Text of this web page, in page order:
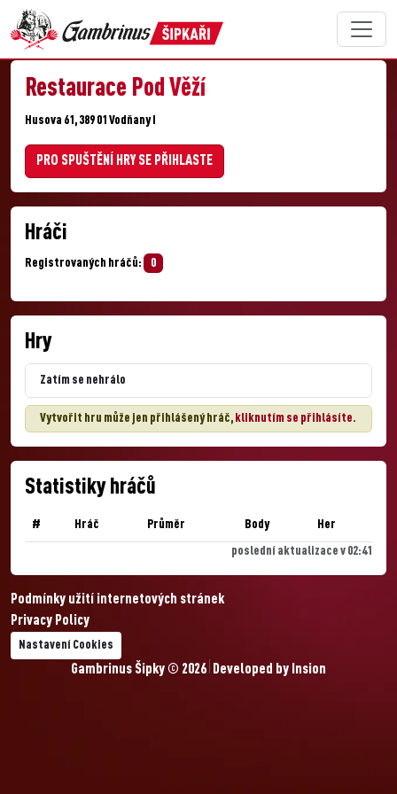
Restaurace Pod Věží
Husova 61, 389 01 Vodňany I
PRO SPUŠTĚNÍ HRY SE PŘIHLASTE
Hráči
Registrovaných hráčů: 0
Hry
Zatím se nehrálo
Vytvořit hru může jen přihlášený hráč, kliknutím se přihlásíte.
Statistiky hráčů
# Hráč Průměr Body Her
poslední aktualizace v 02:41
Podmínky užití internetových stránek
Privacy Policy
Nastavení Cookies
Gambrinus Šipky © 2026 Developed by Insion